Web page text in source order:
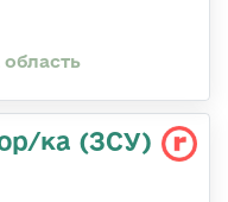
ка (ЗСУ)